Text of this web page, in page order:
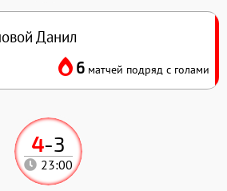
4-3
23:00
Данил
6 матчей подряд с голами